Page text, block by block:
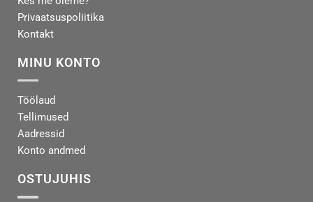
Privaatsuspoliitika
Kontakt
MINU KONTO
Töölaud
Tellimused
Aadressid
Konto andmed
OSTUJUHIS